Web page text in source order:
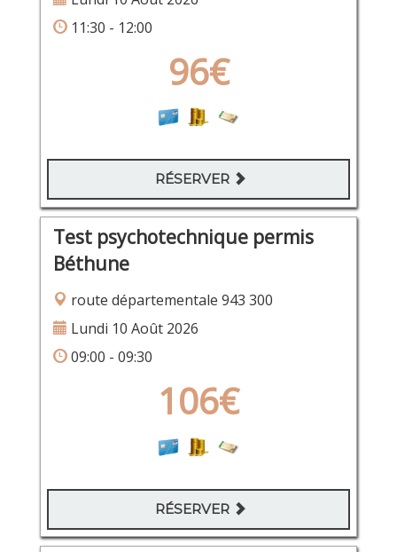
11:30 - 12:00
96€
RÉSERVER
Test psychotechnique permis
Béthune
route départementale 943 300
Lundi 10 Août 2026
09:00 - 09:30
106€
RÉSERVER